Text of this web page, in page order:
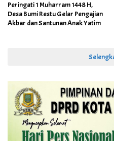
Peringati 1 Muharram 1448 H,
Desa Bumi Restu Gelar Pengajian
Akbar dan Santunan Anak Yatim